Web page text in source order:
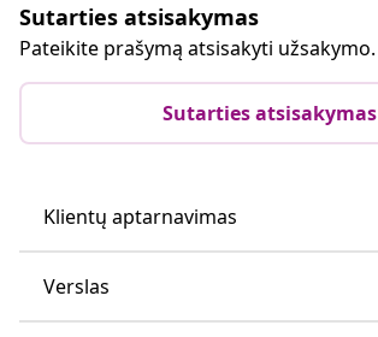
Sutarties atsisakymas
Pateikite prašymą atsisakyti užsakymo.
Sutarties atsisakymas
Klientų aptarnavimas
Verslas